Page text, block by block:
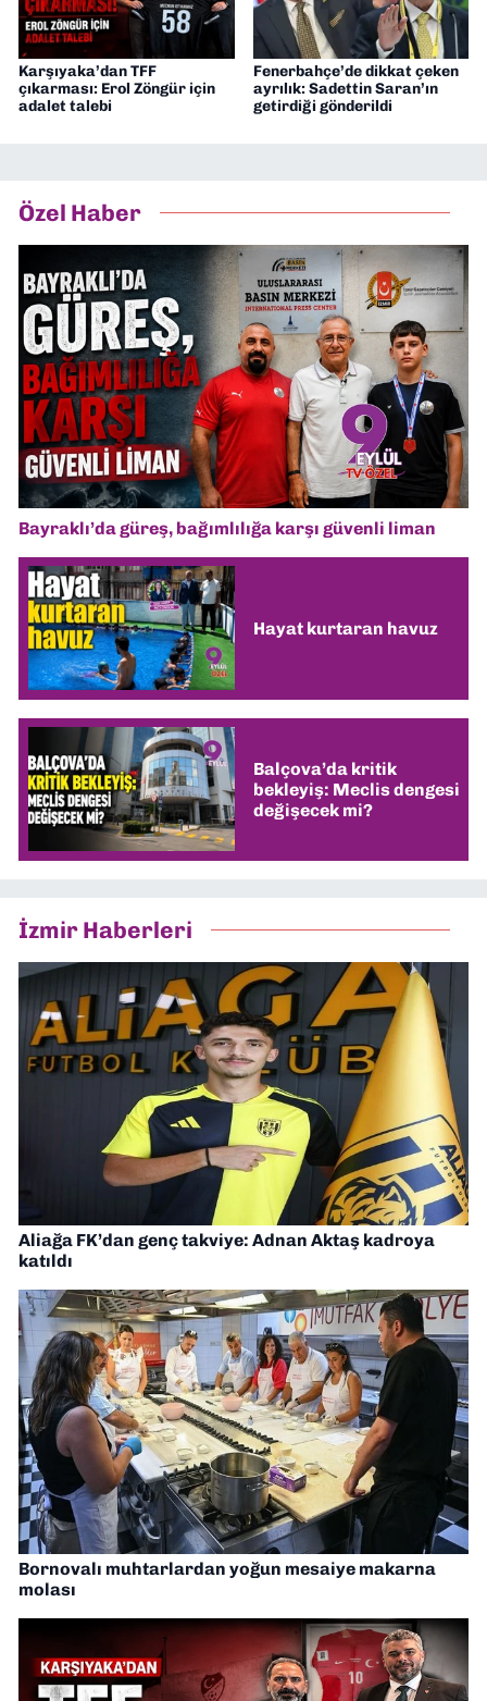
Karşıyaka’dan TFF
çıkarması: Erol Zöngür için
adalet talebi
Fenerbahçe’de dikkat çeken
ayrılık: Sadettin Saran’ın
getirdiği gönderildi
Özel Haber
Bayraklı’da güreş, bağımlılığa karşı güvenli liman
Hayat kurtaran havuz
Balçova’da kritik
bekleyiş: Meclis dengesi
değişecek mi?
İzmir Haberleri
Aliağa FK’dan genç takviye: Adnan Aktaş kadroya
katıldı
Bornovalı muhtarlardan yoğun mesaiye makarna
molası